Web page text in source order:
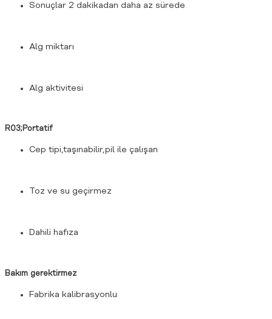
Sonuçlar 2 dakikadan daha az sürede
Alg miktarı
Alg aktivitesi
R03;Portatif
Cep tipi,taşınabilir,pil ile çalışan
Toz ve su geçirmez
Dahili hafıza
Bakım gerektirmez
Fabrika kalibrasyonlu